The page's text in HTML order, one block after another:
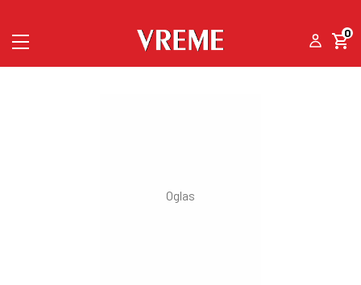
0